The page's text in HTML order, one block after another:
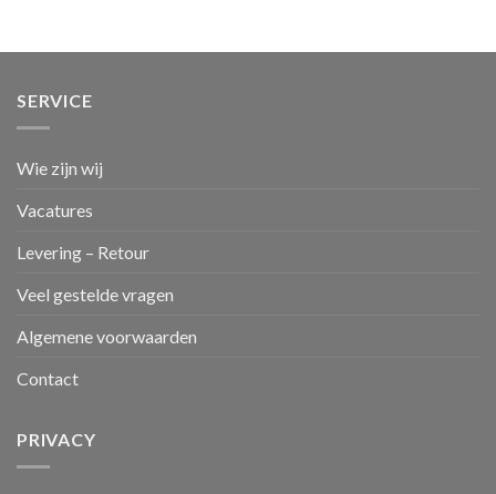
SERVICE
Wie zijn wij
Vacatures
Levering – Retour
Veel gestelde vragen
Algemene voorwaarden
Contact
PRIVACY